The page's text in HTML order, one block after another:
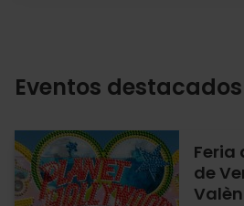
Eventos destacados
Feria
de